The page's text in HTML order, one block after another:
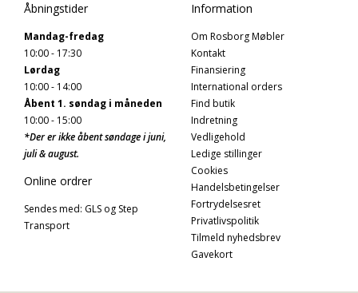
Åbningstider
Mandag-fredag
10:00 - 17:30
Lørdag
10:00 - 14:00
Åbent 1. søndag i måneden
10:00 - 15:00
*Der er ikke åbent søndage i juni,
juli & august.
Online ordrer
Sendes med: GLS og Step
Transport
Information
Om Rosborg Møbler
Kontakt
Finansiering
International orders
Find butik
Indretning
Vedligehold
Ledige stillinger
Cookies
Handelsbetingelser
Fortrydelsesret
Privatlivspolitik
Tilmeld nyhedsbrev
Gavekort